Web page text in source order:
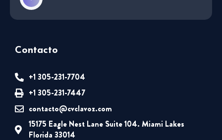
Contacto
+1 305-231-7704
+1 305-231-7447
contacto@cvclavoz.com
15175 Eagle Nest Lane Suite 104. Miami Lakes
Florida 33014